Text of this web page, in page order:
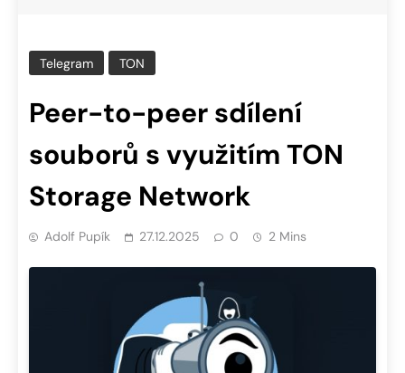
Telegram TON
Peer-to-peer sdílení
souborů s využitím TON
Storage Network
Adolf Pupík 27.12.2025 0 2 Mins